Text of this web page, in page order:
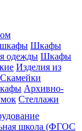
Шкафы
одежды Шкафы
Изделия из
Скамейки
Архивно-
Стеллажи
школа (ФГОС